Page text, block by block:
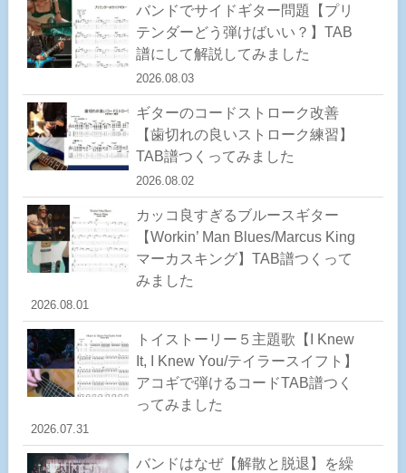
バンドでサイドギター問題【プリ
テンダーどう弾けばいい？】TAB
譜にして解説してみました
2026.08.03
ギターのコードストローク改善
【歯切れの良いストローク練習】
TAB譜つくってみました
2026.08.02
カッコ良すぎるブルースギター
【Workin’ Man Blues/Marcus King
マーカスキング】TAB譜つくって
みました
2026.08.01
トイストーリー５主題歌【I Knew
It, I Knew You/テイラースイフト】
アコギで弾けるコードTAB譜つく
ってみました
2026.07.31
バンドはなぜ【解散と脱退】を繰